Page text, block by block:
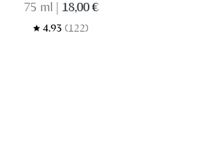
75 ml 18,00 €
4.93 (122)